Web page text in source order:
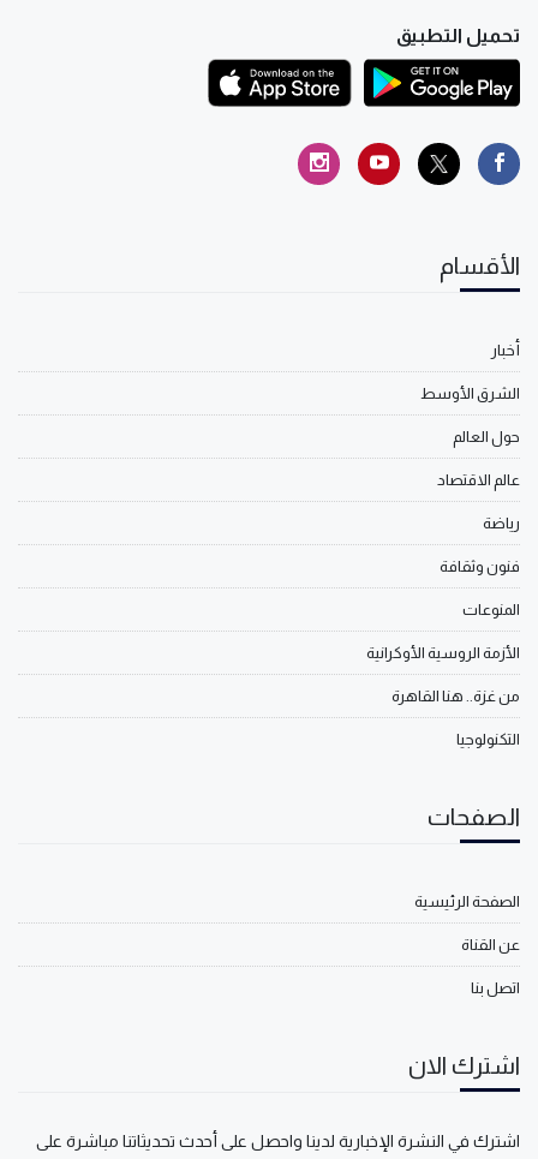
تحميل التطبيق
الأقسام
أخبار
الشرق الأوسط
حول العالم
عالم الاقتصاد
رياضة
فنون وثقافة
المنوعات
الأزمة الروسية الأوكرانية
من غزة.. هنا القاهرة
التكنولوجيا
الصفحات
الصفحة الرئيسية
عن القناة
اتصل بنا
اشترك الان
اشترك في النشرة الإخبارية لدينا واحصل على أحدث تحديثاتنا مباشرة على